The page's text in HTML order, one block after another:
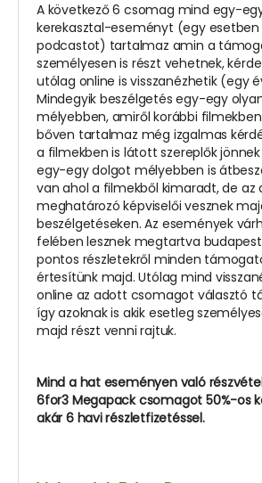
A következő 6 csomag mind egy-
kerekasztal-eseményt (egy esetben
podcastot) tartalmaz amin a
személyesen is részt vehetnek,
utólag online is visszanézhetik (egy
Mindegyik beszélgetés egy-egy
mélyebben, amiről korábbi
bőven tartalmaz még izgalmas
a filmekben is látott szereplők
egy-egy dolgot mélyebben is
van ahol a filmekből kimaradt, de
meghatározó képviselői vesznek
beszélgetéseken. Az események
felében lesznek megtartva
pontos részletekről minden
értesítünk majd. Utólag mind
online az adott csomagot választó
így azoknak is akik esetleg
majd részt venni rajtuk.
Mind a hat eseményen való
6for3 Megapack csomagot 50%-os
akár 6 havi részletfizetéssel.